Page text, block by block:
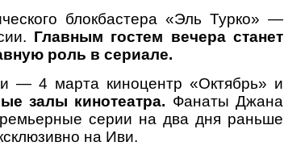
блокбастера «Эль Турко» —
Главным гостем вечера станет
роль в сериале.
— 4 марта киноцентр «Октябрь» и
залы кинотеатра. Фанаты Джана
серии на два дня раньше
на Иви.